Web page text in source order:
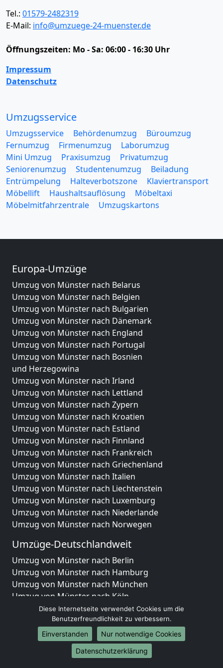
Tel.: 01579-2482319
E-Mail: info@umzuege-24-muenster.de
Öffnungszeiten: Mo - Sa: 06:00 - 16:30 Uhr
Impressum
Datenschutz
Umzugsservice
Umzugsservice Behördenumzug
Büroumzug
Fernumzug
Firmenumzug
Laborumzug
Mini Umzug
Praxisumzug
Privatumzug
Seniorenumzug
Studentenumzug
Beiladung
Entrümpelung
Halteverbotszone
Klaviertransport
Möbellift
Haushaltsauflösung
Möbeltaxi
Möbelmitfahrzentrale
Umzugskartons
Europa-Umzüge
Umzug von Münster nach Belarus
Umzug von Münster nach Belgien
Umzug von Münster nach Bulgarien
Umzug von Münster nach Dänemark
Umzug von Münster nach England
Umzug von Münster nach Portugal
Umzug von Münster nach Bosnien
und Herzegowina
Umzug von Münster nach Irland
Umzug von Münster nach Lettland
Umzug von Münster nach Zypern
Umzug von Münster nach Kroatien
Umzug von Münster nach Estland
Umzug von Münster nach Finnland
Umzug von Münster nach Frankreich
Umzug von Münster nach Griechenland
Umzug von Münster nach Italien
Umzug von Münster nach Liechtenstein
Umzug von Münster nach Luxemburg
Umzug von Münster nach Niederlande
Umzug von Münster nach Norwegen
Umzüge-Deutschlandweit
Umzug von Münster nach Berlin
Umzug von Münster nach Hamburg
Umzug von Münster nach München
Umzug von Münster nach Köln
Umzug von Münster nach Frankfurt am Main
Umzug von Münster nach Stuttgart
Umzug von Münster nach Düsseldorf
Umzug von Münster nach Leipzig
Umzug von Münster nach Dortmund
Diese Internetseite verwendet Cookies um die
Benutzerfreundlichkeit zu verbessern.
Einverstanden
Nur notwendige Cookies
Datenschutzerklärung